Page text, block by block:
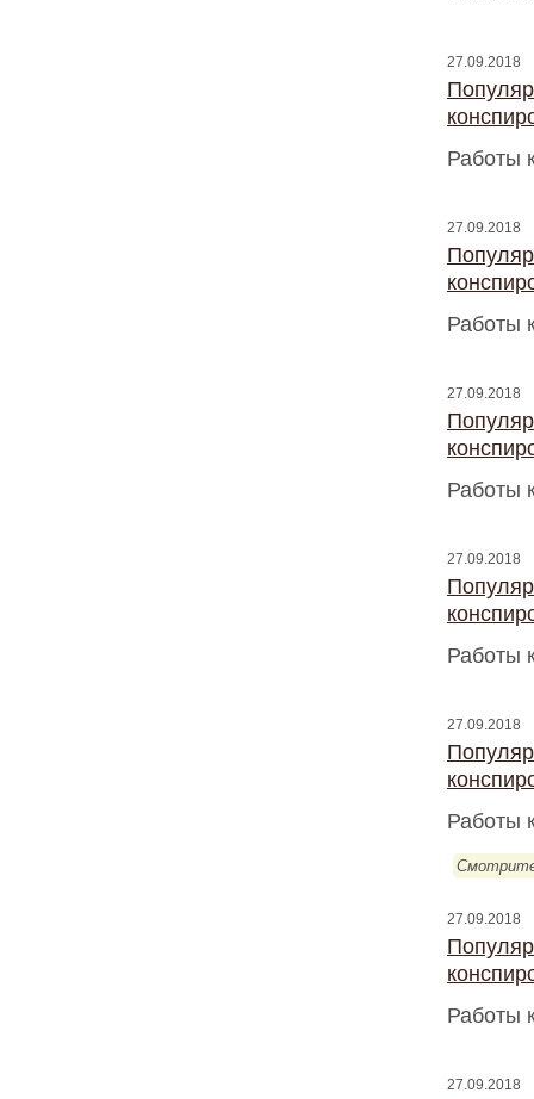
27.09.2018
Работы
27.09.2018
Работы
27.09.2018
Работы
27.09.2018
Работы
27.09.2018
Работы
27.09.2018
Работы
27.09.2018